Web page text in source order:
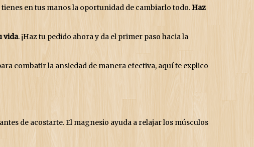
tienes en tus manos la oportunidad de cambiarlo todo.Haz
vida. ¡Haz tu pedido ahora y da el primer paso hacia la
combatir la ansiedad de manera efectiva, aquí te explico
de acostarte. El magnesio ayuda a relajar los músculos